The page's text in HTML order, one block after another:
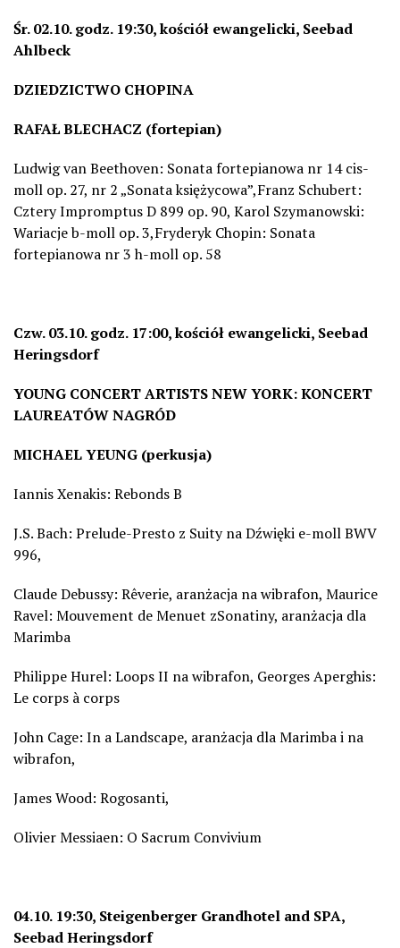
Śr. 02.10. godz. 19:30,kościół ewangelicki, Seebad
Ahlbeck
DZIEDZICTWO CHOPINA
RAFAŁ BLECHACZ (fortepian)
Ludwig van Beethoven: Sonata fortepianowa nr 14 cis-
moll op. 27, nr 2 „Sonata księżycowa”,Franz Schubert:
CzteryImpromptusD 899 op. 90, Karol Szymanowski:
Wariacje b-moll op. 3,Fryderyk Chopin: Sonata
fortepianowa nr 3 h-moll op. 58
Czw. 03.10. godz. 17:00,kościół ewangelicki, Seebad
Heringsdorf
YOUNG CONCERT ARTISTS NEW YORK: KONCERT
LAUREATÓW NAGRÓD
MICHAEL YEUNG (perkusja)
Iannis Xenakis: Rebonds B
J.S. Bach: Prelude-Presto z Suity naDźwięki e-moll BWV
996,
Claude Debussy: Rêverie, aranżacja na wibrafon, Maurice
Ravel: Mouvement de Menuet zSonatiny, aranżacja dla
Marimba
Philippe Hurel: Loops II na wibrafon, Georges Aperghis:
Le corps à corps
John Cage: In a Landscape, aranżacja dla Marimbai na
wibrafon,
James Wood: Rogosanti,
Olivier Messiaen: O Sacrum Convivium
04.10. 19:30, Steigenberger Grandhotel and SPA,
Seebad Heringsdorf